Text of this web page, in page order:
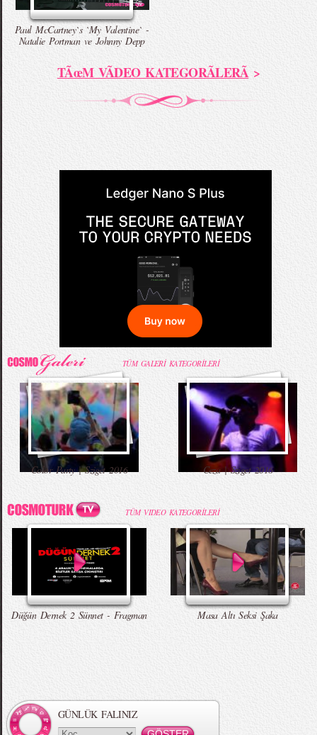
Paul McCartney`s `My Valentine` -
Natalie Portman ve Johnny Depp
TÃœM VÃDEO KATEGORÃLERÃ>
TÜM GALERİ KATEGORİLERİ
Color Party | Sziget 2016 Ceza | Sziget 2016
TÜM VIDEO KATEGORİLERİ
Düğün Dernek 2 Sünnet - Fragman Masa Altı Seksi Şaka
GÜNLÜK FALINIZ